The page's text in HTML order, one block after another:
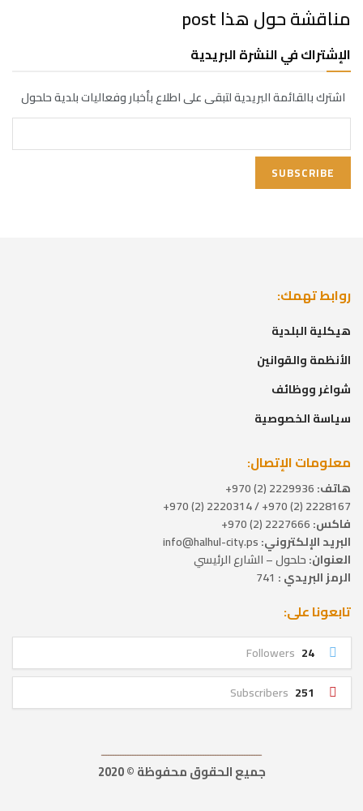
مناقشة حول هذا post
الإشتراك في النشرة البريدية
اشترك بالقائمة البريدية لتبقى على اطلاع بأخبار وفعاليات بلدية حلحول
روابط تهمك:
هيكلية البلدية
الأنظمة والقوانين
شواغر ووظائف
سياسة الخصوصية
معلومات الإتصال:
هاتف:
2228167 (2) 970+ / 2220314 (2) 970+
فاكس:
البريد الإلكتروني:
العنوان:حلحول – الشارع الرئيسي
الرمز البريدي :
تابعونا على:
24
Followers
251
Subscribers
ــــــــــــــــــــــــــــــــــــــــــــــــــــــــــــــــــ
جميع الحقوق محفوظة © 2020